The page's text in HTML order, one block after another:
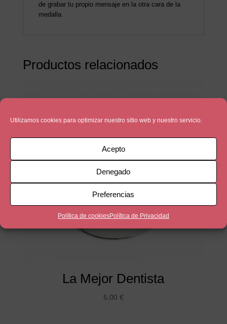
Utilizamos cookies para optimizar nuestro sitio web y nuestro servicio.
Acepto
Denegado
Preferencias
Política de cookiesPolítica de Privacidad
de grabar tu propio mensaje en la otra cara de la
medalla.
Productos relacionados
La Mejor Dentista
5,00 €